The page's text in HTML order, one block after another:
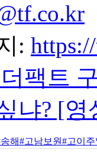
:
팩트
냐? [
해#고남보원#고이주